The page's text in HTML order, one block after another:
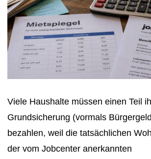
Viele Haushalte müssen einen Teil
Grundsicherung (vormals
bezahlen, weil die tatsächlichen
der vom Jobcenter anerkannten